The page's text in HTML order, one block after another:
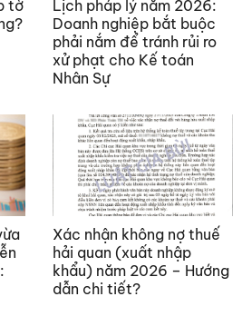
tờ
Lịch pháp lý năm 2026:
Doanh nghiệp bắt buộc
phải nắm để tránh rủi ro
xử phạt cho Kế toán
Nhân Sự
Xác nhận không nợ thuế
hải quan (xuất nhập
khẩu) năm 2026 – Hướng
dẫn chi tiết?